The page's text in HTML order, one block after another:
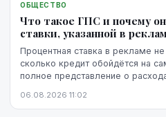
ОБЩЕСТВО
Что такое ГПС и почему
ставки, указанной в
Процентная ставка в рекламе
сколько кредит обойдётся на
полное представление о
06.08.2026 11:02